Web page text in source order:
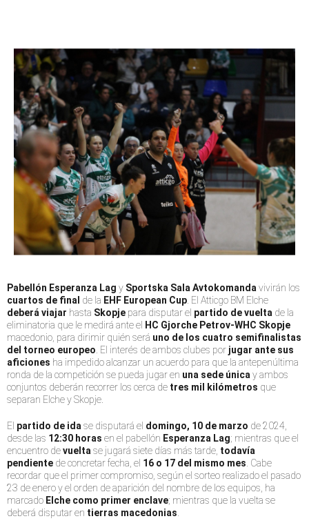
Pabellón Esperanza Lag y Sportska Sala Avtokomanda vivirán los
cuartos de final de la EHF European Cup . El Atticgo BM Elche
deberá viajar hasta Skopje para disputar el partido de vuelta de la
eliminatoria que le medirá ante el HC Gjorche Petrov-WHC Skopje
macedonio, para dirimir quién será uno de los cuatro semifinalistas
del torneo europeo . El interés de ambos clubes por jugar ante sus
aficiones ha impedido alcanzar un acuerdo para que la antepenúltima
ronda de la competición se pueda jugar en una sede única y ambos
conjuntos deberán recorrer los cerca de tres mil kilómetros que
separan Elche y Skopje.
El partido de ida se disputará el domingo, 10 de marzo de 2024,
desde las 12:30 horas en el pabellón Esperanza Lag; mientras que el
encuentro devuelta se jugará siete días más tarde, todavía
pendiente de concretar fecha, el 16 o 17 del mismo mes . Cabe
recordar que el primer compromiso, según el sorteo realizado el pasado
23 de enero y el orden de aparición del nombre de los equipos, ha
marcado Elche como primer enclave; mientras que la vuelta se
deberá disputar en tierras macedonias